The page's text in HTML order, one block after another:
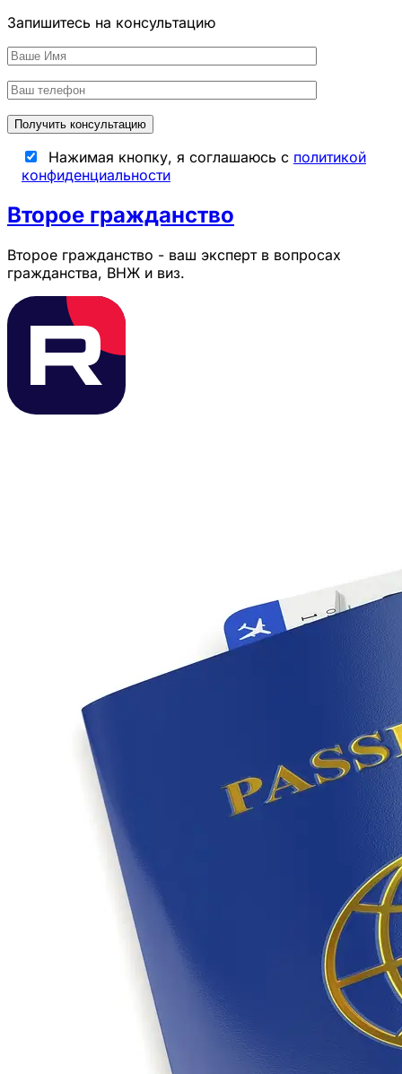
Запишитесь на консультацию
Нажимая кнопку, я соглашаюсь с политикой
конфиденциальности
Второе гражданство
Второе гражданство - ваш эксперт в вопросах
гражданства, ВНЖ и виз.